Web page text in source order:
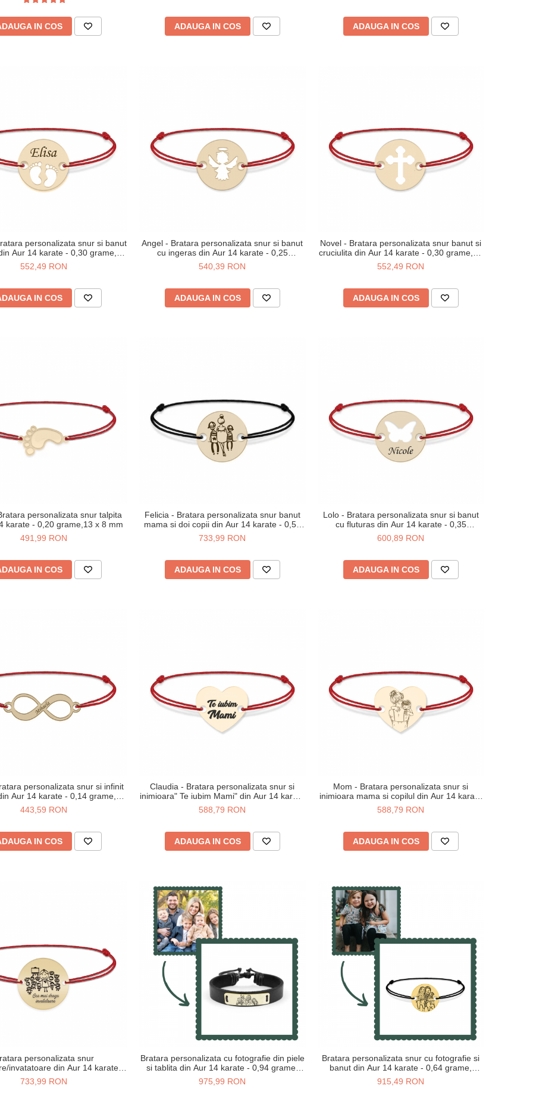
IN COS ADAUGA IN COS ADAUGA IN COS
personalizata snur si banut
Aur 14 karate - 0,30 grame,10
mm
552,49 RON
IN COS
Angel - Bratara personalizata snur si banut
cu ingeras din Aur 14 karate - 0,25
grame,10 mm
540,39 RON
ADAUGA IN COS
Novel - Bratara personalizata snur banut si
cruciulita din Aur 14 karate - 0,30 grame,10
mm
552,49 RON
ADAUGA IN COS
personalizata snur talpita
karate - 0,20 grame,13 x 8 mm
491,99 RON
IN COS
Felicia - Bratara personalizata snur banut
mama si doi copii din Aur 14 karate - 0,51
grame,12 mm
733,99 RON
ADAUGA IN COS
Lolo - Bratara personalizata snur si banut
cu fluturas din Aur 14 karate - 0,35
grame,12 mm
600,89 RON
ADAUGA IN COS
personalizata snur si infinit
Aur 14 karate - 0,14 grame,15
x 5.3 mm
443,59 RON
IN COS
Claudia - Bratara personalizata snur si
inimioara" Te iubim Mami" din Aur 14 karate
- 0,33 grame, 12x10 mm
588,79 RON
ADAUGA IN COS
Mom - Bratara personalizata snur si
inimioara mama si copilul din Aur 14 karate
- 0,33 grame, 12 x 10 mm
588,79 RON
ADAUGA IN COS
personalizata snur
invatatoare din Aur 14 karate -
0,51 grame,12 mm
733,99 RON
Bratara personalizata cu fotografie din piele
si tablita din Aur 14 karate - 0,94 grame,
30x9mm
975,99 RON
Bratara personalizata snur cu fotografie si
banut din Aur 14 karate - 0,64 grame,
14mm
915,49 RON